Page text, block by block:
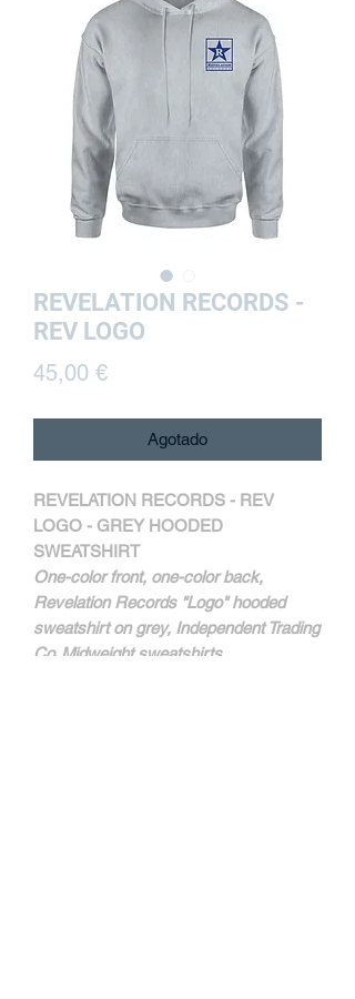
REVELATION RECORDS -
REV LOGO
45,00 €Precio
Agotado
REVELATION RECORDS - REV
LOGO - GREY HOODED
SWEATSHIRT
One-color front, one-color back,
Revelation Records "Logo" hooded
sweatshirt on grey, Independent Trading
Co. Midweight sweatshirts.